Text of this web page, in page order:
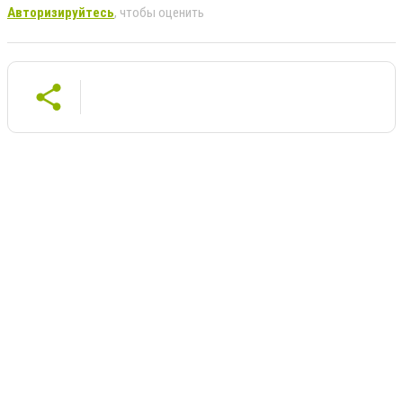
Авторизируйтесь, чтобы оценить